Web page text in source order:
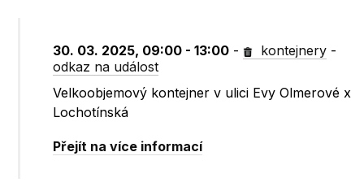
30. 03. 2025, 09:00 - 13:00 - kontejnery -
odkaz na událost
Velkoobjemový kontejner v ulici Evy Olmerové x
Lochotínská
Přejít na více informací